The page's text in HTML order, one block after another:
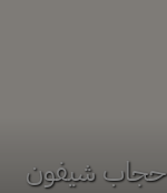
حجاب شيفون